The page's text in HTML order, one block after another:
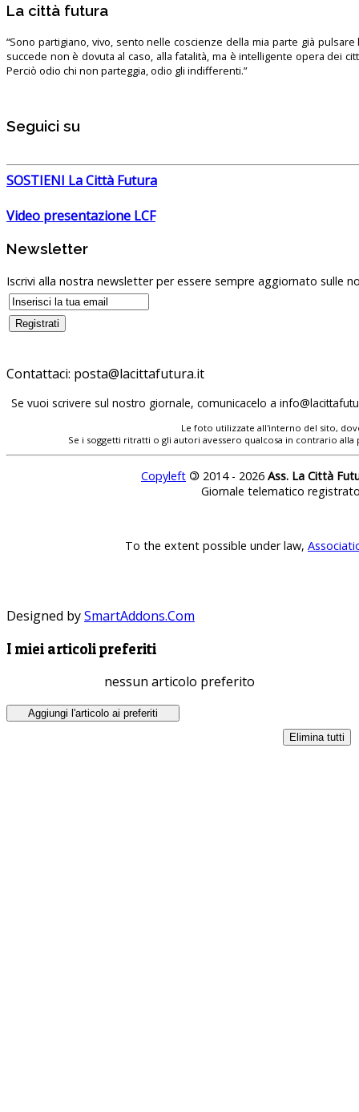
La città futura
“Sono partigiano, vivo, sento nelle coscienze della mia parte già pulsare
succede non è dovuta al caso, alla fatalità, ma è intelligente opera dei
Perciò odio chi non parteggia, odio gli indifferenti.”
Seguici su
SOSTIENI La Città Futura
Video presentazione LCF
Newsletter
Iscrivi alla nostra newsletter per essere sempre aggiornato sulle
Contattaci: posta@lacittafutura.it
Se vuoi scrivere sul nostro giornale, comunicacelo a
Le foto utilizzate all'interno del sito,
Se i soggetti ritratti o gli autori avessero qualcosa in contrario
Copyleft © 2014 - 2026 Ass. La Città
Giornale telematico
To the extent possible under law,
Designed bySmartAddons.Com
I miei articoli preferiti
nessun articolo preferito